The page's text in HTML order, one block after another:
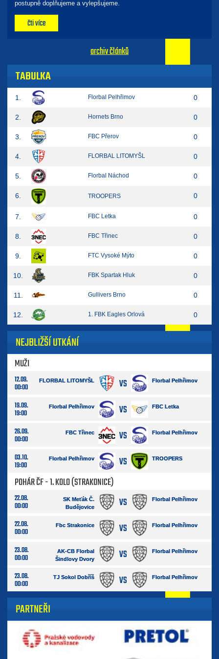
postupně doplňujeme a vylepšujeme.
čti více
archiv článků
TABULKA
1. Florbal Pelhřimov 0
2. Hornets Brno 0
3. FBC Přerov 0
4. FLORBAL LITOMYŠL 0
5. Florbal Náchod 0
6. TROOPERS 0
7. FBC Letka 0
8. FBC Třinec 0
9. FTC Vysoké Mýto 0
10. FBK Spartak Hluk 0
11. Gullivers Brno 0
12. 1. FBK Eagles Orlová 0
NEJBLIŽŠÍ UTKÁNÍ
MUŽI
12.09.
00:00
FLORBAL LITOMYŠL VS Florbal Pelhřimov
19.09.
19:00
Florbal Pelhřimov VS FBC Letka
26.09.
00:00
FBC Třinec VS Florbal Pelhřimov
03.10.
19:00
Florbal Pelhřimov VS TROOPERS
POHÁR ČF - 1. KOLO (STRAKONICE)
22.08.
00:00
SK Meťák Č.
Budějovice
VS Florbal Pelhřimov
22.08.
00:00
Fbc Strakonice VS Florbal Pelhřimov
23.08.
00:00
AK-CB Florbal
Šindlovy Dvory
VS Florbal Pelhřimov
23.08.
00:00
TJ Sokol Dobříš VS Florbal Pelhřimov
PARTNEŘI